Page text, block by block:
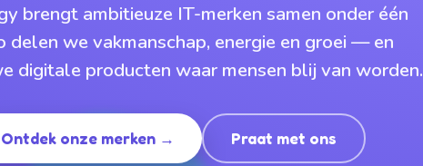
brengt ambitieuze IT-merken samen onder één
delen we vakmanschap, energie en groei — en
digitale producten waar mensen blij van worden.
Ontdek onze merken → Praat met ons